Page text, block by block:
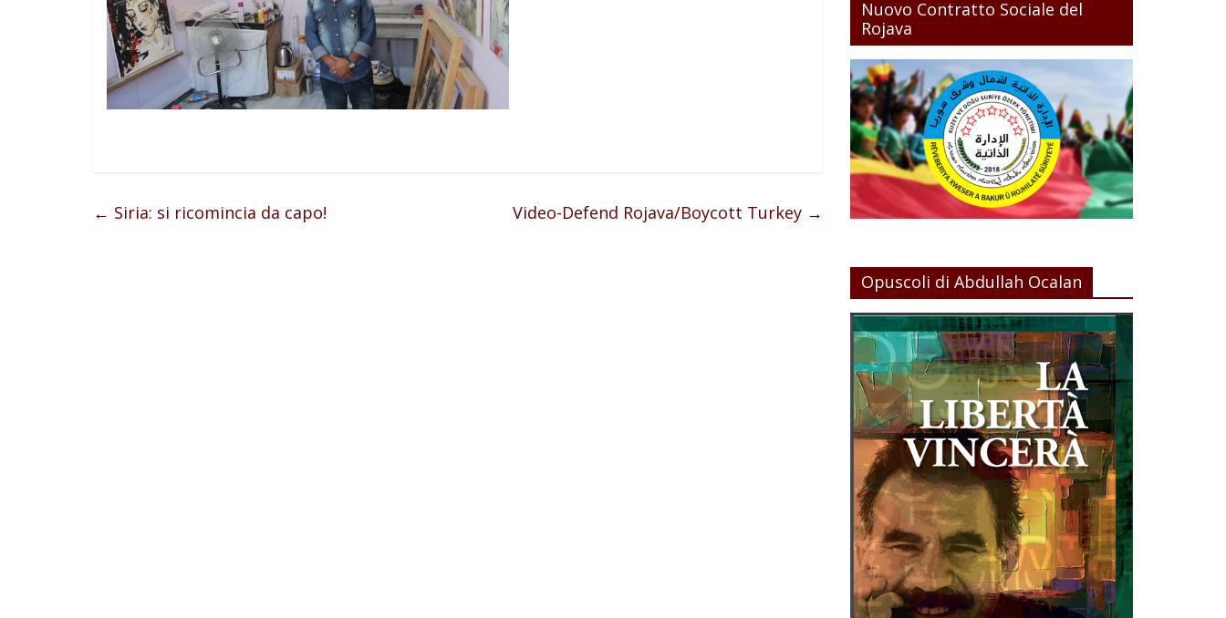
← Siria: si ricomincia da capo! Video-Defend Rojava/Boycott Turkey →
Nuovo Contratto Sociale del
Rojava
Opuscoli di Abdullah Ocalan